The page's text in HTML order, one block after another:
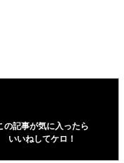
の記事が気に入ったら
いいねしてケロ！